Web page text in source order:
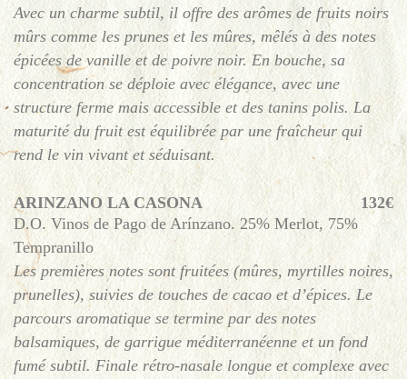
Avec un charme subtil, il offre des arômes de fruits noirs
mûrs comme les prunes et les mûres, mêlés à des notes
épicées de vanille et de poivre noir. En bouche, sa
concentration se déploie avec élégance, avec une
structure ferme mais accessible et des tanins polis. La
maturité du fruit est équilibrée par une fraîcheur qui
rend le vin vivant et séduisant.
ARINZANO LA CASONA
132€
D.O. Vinos de Pago de Arínzano. 25% Merlot, 75%
Tempranillo
Les premières notes sont fruitées (mûres, myrtilles noires,
prunelles), suivies de touches de cacao et d’épices. Le
parcours aromatique se termine par des notes
balsamiques, de garrigue méditerranéenne et un fond
fumé subtil. Finale rétro-nasale longue et complexe avec